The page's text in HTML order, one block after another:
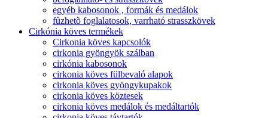
egyéb kabosonok , formák és medálok
fûzhetõ foglalatosok, varrható strasszkövek
Cirkónia köves termékek
Cirkonia köves kapcsolók
cirkonia gyöngyök szálban
cirkónia kabosonok
cirkonia köves fülbevaló alapok
cirkonia köves gyöngykupakok
cirkonia köves köztesek
cirkonia köves medálok és medáltartók